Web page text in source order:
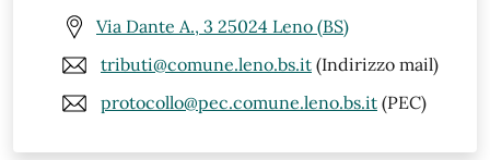
Via Dante A., 3 25024 Leno (BS)
tributi@comune.leno.bs.it (Indirizzo mail)
protocollo@pec.comune.leno.bs.it (PEC)